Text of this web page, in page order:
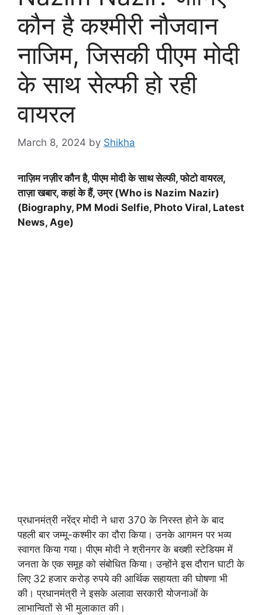
कौन है कश्मीरी नौजवान
नाजिम, जिसकी पीएम मोदी
के साथ सेल्फी हो रही
वायरल
March 8, 2024 by Shikha
नाज़िम नज़ीर कौन है, पीएम मोदी के साथ सेल्फी, फोटो वायरल,
ताज़ा खबार, कहां के हैं, उम्र (Who is Nazim Nazir)
(Biography, PM Modi Selfie, Photo Viral, Latest
News, Age)
प्रधानमंत्री नरेंद्र मोदी ने धारा 370 के निरस्त होने के बाद
पहली बार जम्मू-कश्मीर का दौरा किया। उनके आगमन पर भव्य
स्वागत किया गया। पीएम मोदी ने श्रीनगर के बख्शी स्टेडियम में
जनता के एक समूह को संबोधित किया। उन्होंने इस दौरान घाटी के
लिए 32 हजार करोड़ रुपये की आर्थिक सहायता की घोषणा भी
की। प्रधानमंत्री ने इसके अलावा सरकारी योजनाओं के
लाभान्वितों से भी मुलाकात की।